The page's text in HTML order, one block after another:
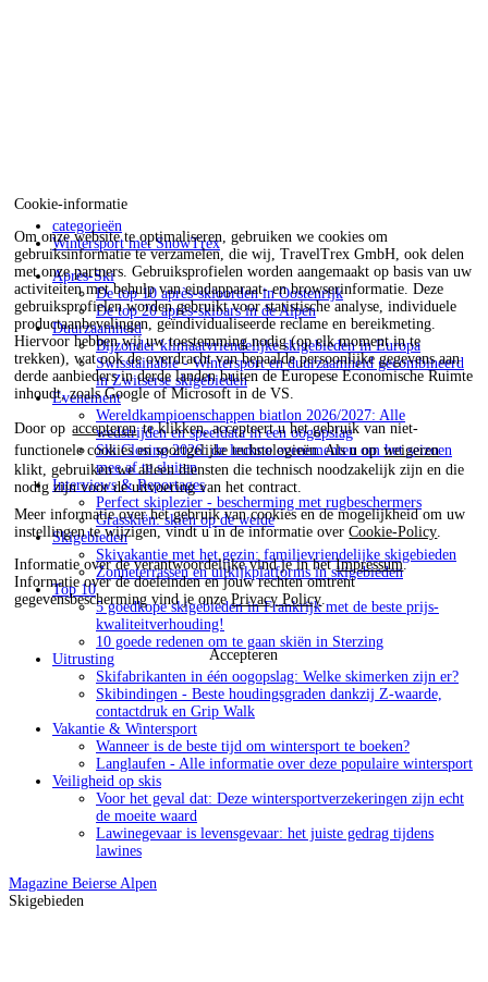
Cookie-informatie
Om onze website te optimaliseren, gebruiken we cookies om
gebruiksinformatie te verzamelen, die wij, TravelTrex GmbH, ook delen
met onze partners. Gebruiksprofielen worden aangemaakt op basis van uw
activiteiten met behulp van eindapparaat- en browserinformatie. Deze
gebruiksprofielen worden gebruikt voor statistische analyse, individuele
productaanbevelingen, geïndividualiseerde reclame en bereikmeting.
Hiervoor hebben wij uw toestemming nodig (op elk moment in te
trekken), wat ook de overdracht van bepaalde persoonlijke gegevens aan
derde aanbieders in derde landen buiten de Europese Economische Ruimte
inhoudt, zoals Google of Microsoft in de VS.
Door op accepterente klikken, accepteert u het gebruik van niet-
functionele cookies en soortgelijke technologieën. Als u op weigeren
klikt, gebruiken we alleen diensten die technisch noodzakelijk zijn en die
nodig zijn voor de uitvoering van het contract.
Meer informatie over het gebruik van cookies en de mogelijkheid om uw
instellingen te wijzigen, vindt u in de informatie overCookie-Policy
Informatie over de verantwoordelijke vind je in hetImpressum.
Informatie over de doeleinden en jouw rechten omtrent
gegevensbescherming vind je onzePrivacy Policy
Accepteren
categorieën
Wintersport met SnowTrex
Après-Ski
De top 10 après-skioorden in Oostenrijk
De top 20 après-skibars in de Alpen
Duurzaamheid
Bijzonder klimaatvriendelijke skigebieden in Europa
Swisstainable - Wintersport en duurzaamheid gecombineerd
in Zwitserse skigebieden
Evenement
Wereldkampioenschappen biatlon 2026/2027: Alle
wedstrijden en speeldata in een oogopslag
Ski Closing 2026: de leukste evenementen om het seizoen
mee af te sluiten
Interviews & Reportages
Perfect skiplezier - bescherming met rugbeschermers
Grasskiën: skiën op de weide
Skigebieden
Skivakantie met het gezin: familievriendelijke skigebieden
Zonneterrassen en uitkijkplatforms in skigebieden
Top 10
5 goedkope skigebieden in Frankrijk met de beste prijs-
kwaliteitverhouding!
10 goede redenen om te gaan skiën in Sterzing
Uitrusting
Skifabrikanten in één oogopslag: Welke skimerken zijn er?
Skibindingen - Beste houdingsgraden dankzij Z-waarde,
contactdruk en Grip Walk
Vakantie & Wintersport
Wanneer is de beste tijd om wintersport te boeken?
Langlaufen - Alle informatie over deze populaire wintersport
Veiligheid op skis
Voor het geval dat: Deze wintersportverzekeringen zijn echt
de moeite waard
Lawinegevaar is levensgevaar: het juiste gedrag tijdens
lawines
Magazine Beierse Alpen
Skigebieden